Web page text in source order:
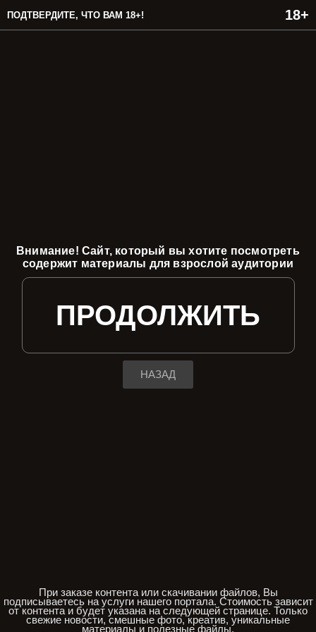
ПОДТВЕРДИТЕ, ЧТО ВАМ 18+!
Внимание! Сайт, который вы хотите посмотреть
содержит материалы для взрослой аудитории
ПРОДОЛЖИТЬ
НАЗАД
При заказе контента или скачивании файлов, Вы
подписываетесь на услуги нашего портала. Стоимость зависит
от контента и будет указана на следующей странице. Только
свежие новости, смешные фото, креатив, уникальные
материалы и полезные файлы.